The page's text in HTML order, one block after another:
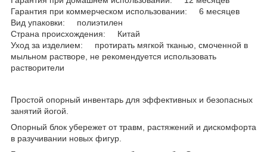
Гарантия при коммерческом использовании: 6 месяцев
Вид упаковки: полиэтилен
Страна происхождения: Китай
Уход за изделием: протирать мягкой тканью, смоченной в
мыльном растворе, не рекомендуется использовать
растворители
Простой опорный инвентарь для эффективных и безопасных
занятий йогой.
Опорный блок убережет от травм, растяжений и дискомфорта
в разучивании новых фигур.